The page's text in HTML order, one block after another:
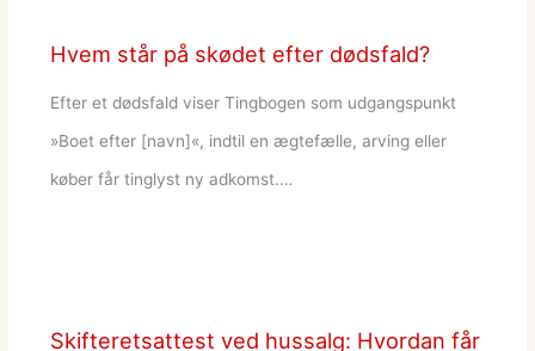
Hvem står på skødet efter dødsfald?
Efter et dødsfald viser Tingbogen som udgangspunkt
»Boet efter [navn]«, indtil en ægtefælle, arving eller
køber får tinglyst ny adkomst.…
Skifteretsattest ved hussalg: Hvordan får